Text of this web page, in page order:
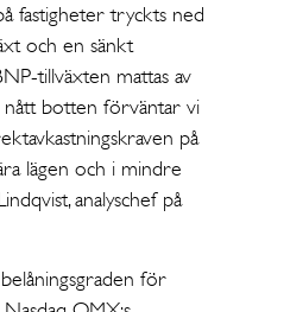
fastigheter tryckts ned
och en sänkt
tillväxten mattas av
botten förväntar vi
på
lägen och i mindre
analyschef på
för